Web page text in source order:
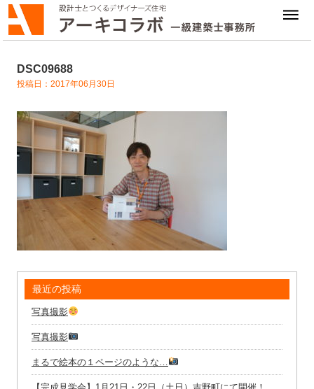
DSC09688
投稿日：2017年06月30日
最近の投稿
写真撮影
写真撮影
まるで絵本の１ページのような…